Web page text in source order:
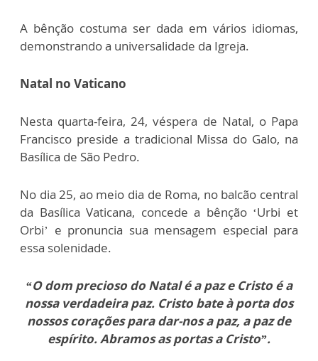
A bênção costuma ser dada em vários idiomas,
demonstrando a universalidade da Igreja.
Natal no Vaticano
Nesta quarta-feira, 24, véspera de Natal, o Papa
Francisco preside a tradicional Missa do Galo, na
Basílica de São Pedro.
No dia 25, ao meio dia de Roma, no balcão central
da Basílica Vaticana, concede a bênção ‘Urbi et
Orbi’ e pronuncia sua mensagem especial para
essa solenidade.
“O dom precioso do Natal é a paz e Cristo é a
nossa verdadeira paz. Cristo bate à porta dos
nossos corações para dar-nos a paz, a paz de
espírito. Abramos as portas a Cristo”.